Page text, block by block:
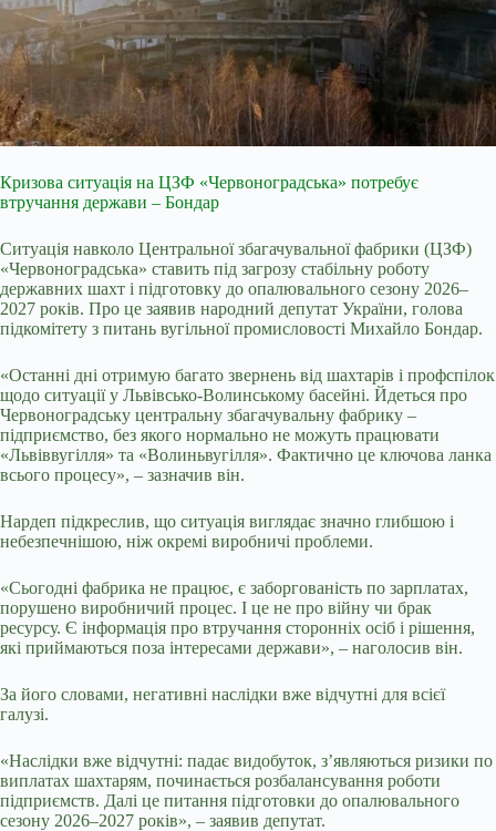
Кризова ситуація на ЦЗФ «Червоноградська» потребує
втручання держави – Бондар
Ситуація навколо Центральної збагачувальної фабрики (ЦЗФ)
«Червоноградська» ставить під загрозу стабільну роботу
державних шахт і підготовку до опалювального сезону 2026–
2027 років. Про це заявив народний депутат України, голова
підкомітету з питань вугільної промисловості Михайло Бондар.
«Останні дні отримую багато звернень від шахтарів і профспілок
щодо ситуації у Львівсько-Волинському басейні. Йдеться про
Червоноградську центральну збагачувальну фабрику –
підприємство, без якого нормально не можуть працювати
«Львіввугілля» та «Волиньвугілля». Фактично це ключова ланка
всього процесу», – зазначив він.
Нардеп підкреслив, що ситуація виглядає значно глибшою і
небезпечнішою, ніж окремі виробничі проблеми.
«Сьогодні фабрика не працює, є заборгованість по зарплатах,
порушено виробничий процес. І це не про війну чи брак
ресурсу. Є інформація про втручання сторонніх осіб і рішення,
які приймаються поза інтересами держави», – наголосив він.
За його словами, негативні наслідки вже відчутні для всієї
галузі.
«Наслідки вже відчутні: падає видобуток, з’являються ризики по
виплатах шахтарям, починається розбалансування роботи
підприємств. Далі це питання підготовки до опалювального
сезону 2026–2027 років», – заявив депутат.